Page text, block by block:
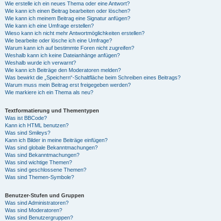
Wie erstelle ich ein neues Thema oder eine Antwort?
Wie kann ich einen Beitrag bearbeiten oder löschen?
Wie kann ich meinem Beitrag eine Signatur anfügen?
Wie kann ich eine Umfrage erstellen?
Wieso kann ich nicht mehr Antwortmöglichkeiten erstellen?
Wie bearbeite oder lösche ich eine Umfrage?
Warum kann ich auf bestimmte Foren nicht zugreifen?
Weshalb kann ich keine Dateianhänge anfügen?
Weshalb wurde ich verwarnt?
Wie kann ich Beiträge den Moderatoren melden?
Was bewirkt die „Speichern“-Schaltfläche beim Schreiben eines Beitrags?
Warum muss mein Beitrag erst freigegeben werden?
Wie markiere ich ein Thema als neu?
Textformatierung und Thementypen
Was ist BBCode?
Kann ich HTML benutzen?
Was sind Smileys?
Kann ich Bilder in meine Beiträge einfügen?
Was sind globale Bekanntmachungen?
Was sind Bekanntmachungen?
Was sind wichtige Themen?
Was sind geschlossene Themen?
Was sind Themen-Symbole?
Benutzer-Stufen und Gruppen
Was sind Administratoren?
Was sind Moderatoren?
Was sind Benutzergruppen?